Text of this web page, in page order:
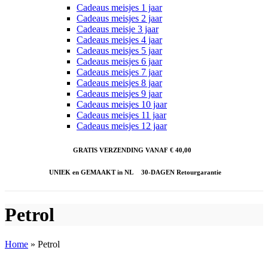
Cadeaus meisjes 1 jaar
Cadeaus meisjes 2 jaar
Cadeaus meisje 3 jaar
Cadeaus meisjes 4 jaar
Cadeaus meisjes 5 jaar
Cadeaus meisjes 6 jaar
Cadeaus meisjes 7 jaar
Cadeaus meisjes 8 jaar
Cadeaus meisjes 9 jaar
Cadeaus meisjes 10 jaar
Cadeaus meisjes 11 jaar
Cadeaus meisjes 12 jaar
GRATIS VERZENDING VANAF € 40,00
UNIEK en GEMAAKT in NL 30-DAGEN Retourgarantie
Petrol
Home » Petrol